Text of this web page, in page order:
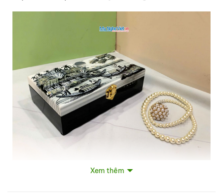
Hộp trang sức sơn mài đồng quê đen trắng
Xem thêm